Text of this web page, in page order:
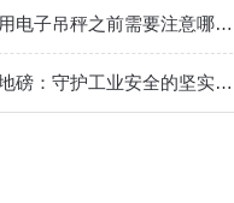
在使用电子吊秤之前需要注意哪些事项呢？
防爆地磅：守护工业安全的坚实防线